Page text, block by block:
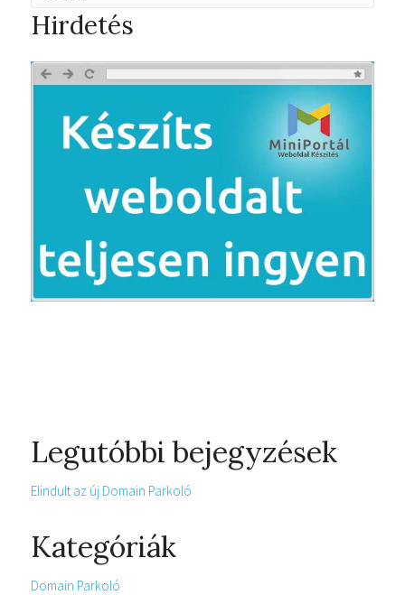
Hirdetés
Legutóbbi bejegyzések
Elindult az új Domain Parkoló
Kategóriák
Domain Parkoló